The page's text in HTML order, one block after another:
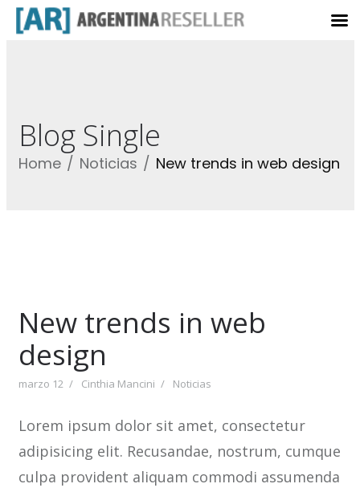
Blog Single
Home Noticias New trends in web design
New trends in web
design
marzo 12 Cinthia Mancini Noticias
Lorem ipsum dolor sit amet, consectetur
adipisicing elit. Recusandae, nostrum, cumque
culpa provident aliquam commodi assumenda